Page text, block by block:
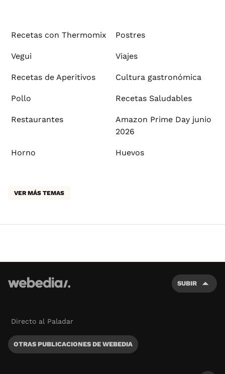
Recetas con Thermomix Postres
Vegui Viajes
Recetas de Aperitivos Cultura gastronómica
Pollo Recetas Saludables
Restaurantes
Amazon Prime Day junio
2026
Horno Huevos
VER MÁS TEMAS
SUBIR
Directo al Paladar
OTRAS PUBLICACIONES DE WEBEDIA